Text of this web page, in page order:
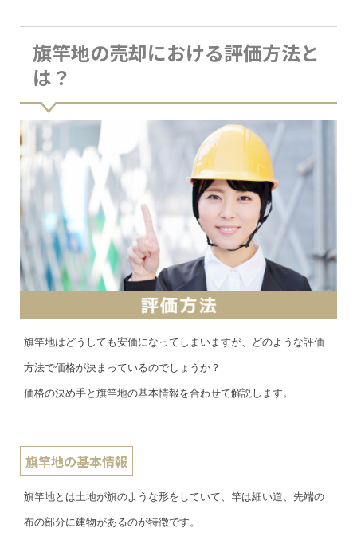
旗竿地の売却における評価方法と
は？
旗竿地はどうしても安価になってしまいますが、どのような評価
方法で価格が決まっているのでしょうか？
価格の決め手と旗竿地の基本情報を合わせて解説します。
旗竿地の基本情報
旗竿地とは土地が旗のような形をしていて、竿は細い道、先端の
布の部分に建物があるのが特徴です。